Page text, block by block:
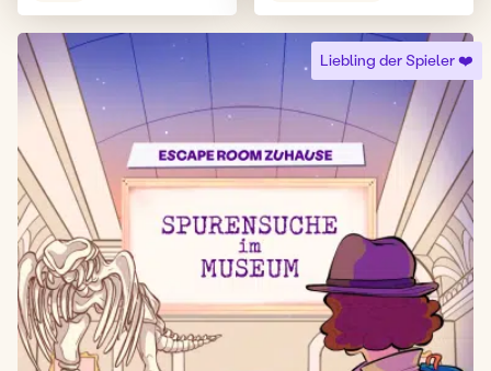
Liebling der Spieler ❤️